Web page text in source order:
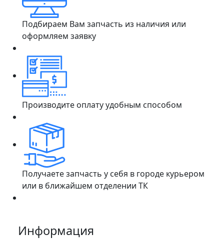
Подбираем Вам запчасть из наличия или
оформляем заявку
Производите оплату удобным способом
Получаете запчасть у себя в городе курьером
или в ближайшем отделении ТК
Информация